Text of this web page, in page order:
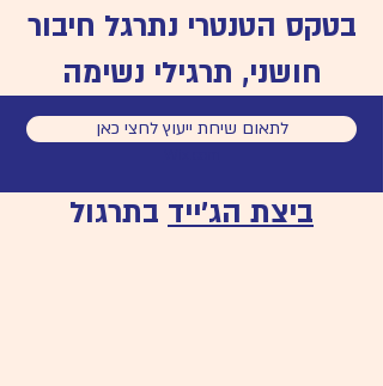
בטקס הטנטרי נתרגל חיבור
חושני, תרגילי נשימה
ומדיטציה טנטרית. *מי
ביצת הג׳ייד בתרגול
© 2023 by Sandra Fisher. Proudly created with
לתאום שיחת ייעוץ לחצי כאן